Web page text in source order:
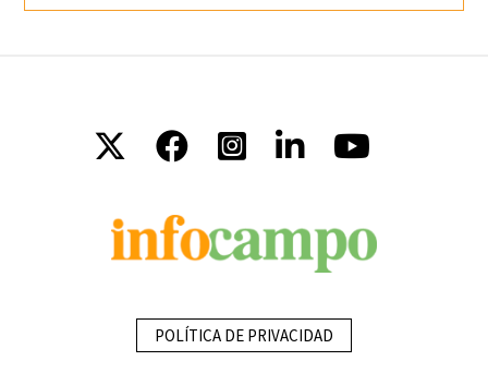
POLÍTICA DE PRIVACIDAD